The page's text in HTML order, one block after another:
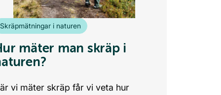
Skräpmätningar i naturen
mäter man skräp i
vi mäter skräp får vi veta hur